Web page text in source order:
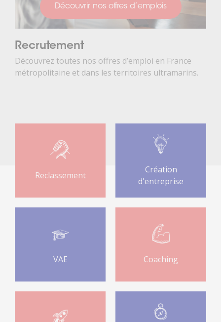
Découvrir nos offres d’emplois
Recrutement
Découvrez toutes nos offres d’emploi en France
métropolitaine et dans les territoires ultramarins.
Reclassement
Création
d'entreprise
VAE Coaching